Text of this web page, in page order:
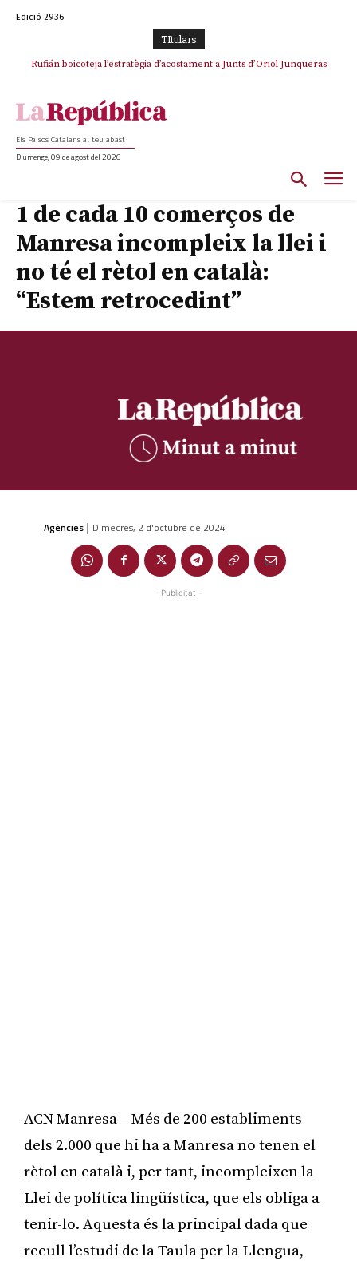
Edició 2936
TItulars
Rufián boicoteja l’estratègia d’acostament a Junts d’Oriol Junqueras
Rufián dinamita la unitat independentista amb un atac frontal al retorn
Els Països Catalans al teu abast
Diumenge, 09 de agost del 2026
1 de cada 10 comerços de
Manresa incompleix la llei i
no té el rètol en català:
“Estem retrocedint”
Agències | Dimecres, 2 d'octubre de 2024
- Publicitat -
ACN Manresa – Més de 200 establiments
dels 2.000 que hi ha a Manresa no tenen el
rètol en català i, per tant, incompleixen la
Llei de política lingüística, que els obliga a
tenir-lo. Aquesta és la principal dada que
recull l’estudi de la Taula per la Llengua,